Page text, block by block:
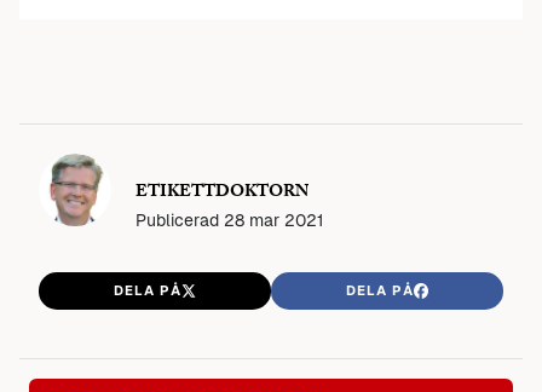
ETIKETTDOKTORN
Publicerad 28 mar 2021
DELA PÅ DELA PÅ